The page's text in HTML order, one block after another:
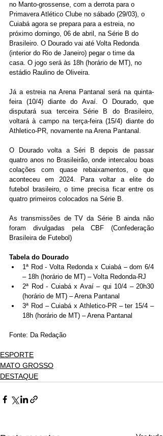
no Manto-grossense, com a derrota para o
Primavera Atlético Clube no sábado (29/03), o
Cuiabá agora se prepara para a estreia, no
próximo domingo, 06 de abril, na Série B do
Brasileiro. O Dourado vai até Volta Redonda
(interior do Rio de Janeiro) pegar o time da
casa. O jogo será às 18h (horário de MT), no
estádio Raulino de Oliveira.
Já a estreia na Arena Pantanal será na quinta-
feira (10/4) diante do Avaí. O Dourado, que
disputará sua terceira Série B do Brasileiro,
voltará à campo na terça-feira (15/4) diante do
Athletico-PR, novamente na Arena Pantanal.
O Dourado volta a Séri B depois de passar
quatro anos no Brasileirão, onde intercalou boas
colações com quase rebaixamentos, o que
aconteceu em 2024. Para voltar a elite do
futebol brasileiro, o time precisa ficar entre os
quatro primeiros colocados na Série B.
As transmissões de TV da Série B ainda não
foram divulgadas pela CBF (Confederação
Brasileira de Futebol)
Tabela do Dourado
1ª Rod - Volta Redonda x Cuiabá – dom 6/4
– 18h (horário de MT) – Volta Redonda-RJ
2ª Rod - Cuiabá x Avaí – qui 10/4 – 20h30
(horário de MT) – Arena Pantanal
3ª Rod – Cuiabá x Athletico-PR – ter 15/4 –
18h (horário de MT) – Arena Pantanal
Fonte: Da Redação
ESPORTE
MATO GROSSO
DESTAQUE